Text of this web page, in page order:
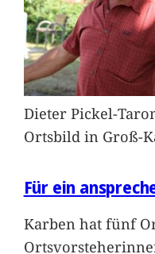
Dieter Pickel-
Ortsbild in Groß-
Für ein
Karben hat fünf